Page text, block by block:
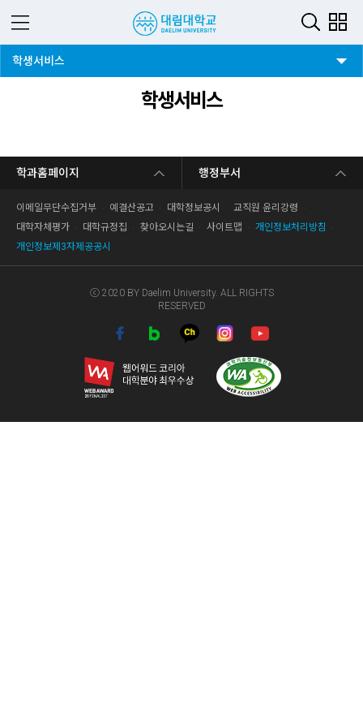
학생서비스
학생서비스
학과홈페이지 행정부서
이메일무단수집거부 예결산공고 대학정보공시
교직원 윤리강령
대학자체평가
대학규정집 찾아오시는길 사이트맵
개인정보처리방침
개인정보제3자제공공시
ⓒ 2020 BY Daelim University. ALL RIGHTS
RESERVED